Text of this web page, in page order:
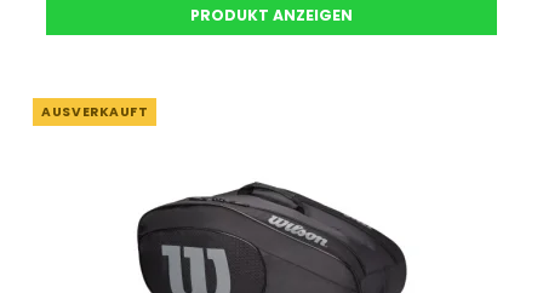
PRODUKT ANZEIGEN
AUSVERKAUFT